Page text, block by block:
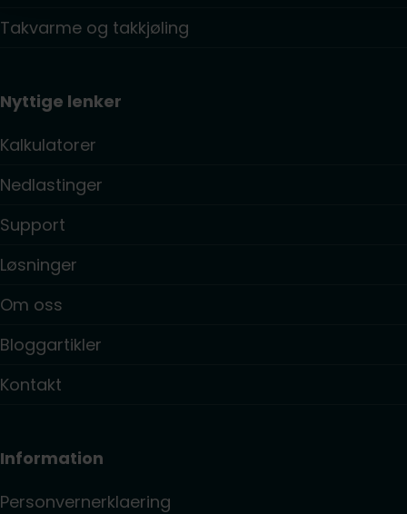
Takvarme og takkjøling
Nyttige lenker
Kalkulatorer
Nedlastinger
Support
Løsninger
Om oss
Bloggartikler
Kontakt
Information
Personvernerklaering